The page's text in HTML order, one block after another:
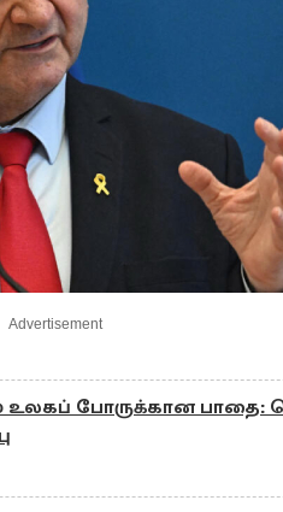
Advertisement
உலகப் போருக்கான பாதை: